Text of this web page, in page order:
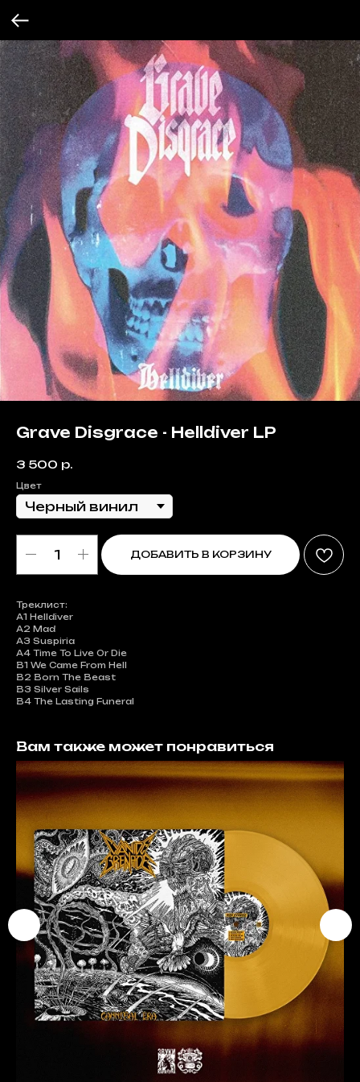
Grave Disgrace - Helldiver LP
3 500 р.
Цвет
ДОБАВИТЬ В КОРЗИНУ
Треклист:
А1 Helldiver
А2 Mad
А3 Suspiria
А4 Time To Live Or Die
В1 We Came From Hell
В2 Born The Beast
В3 Silver Sails
В4 The Lasting Funeral
Вам также может понравиться